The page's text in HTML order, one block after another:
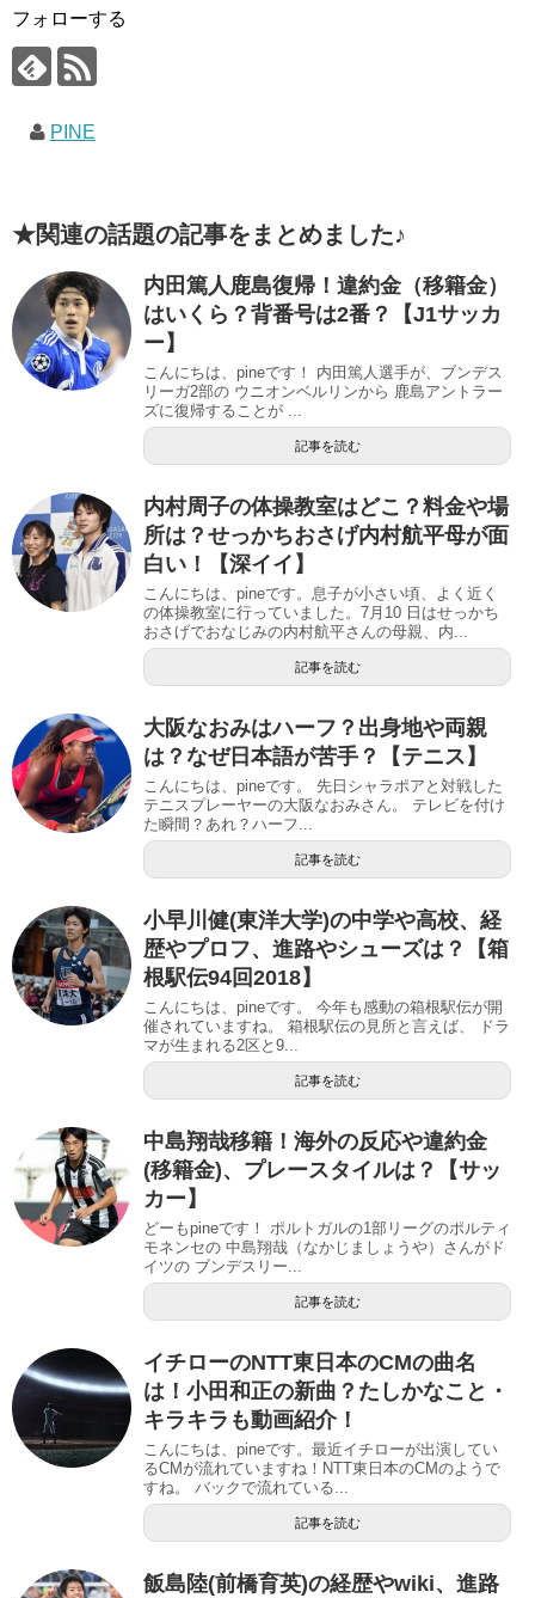
フォローする
PINE
★関連の話題の記事をまとめました♪
内田篤人鹿島復帰！違約金（移籍金）
はいくら？背番号は2番？【J1サッカ
ー】
こんにちは、pineです！ 内田篤人選手が、ブンデス
リーガ2部の ウニオンベルリンから 鹿島アントラー
ズに復帰することが ...
記事を読む
内村周子の体操教室はどこ？料金や場
所は？せっかちおさげ内村航平母が面
白い！【深イイ】
こんにちは、pineです。息子が小さい頃、よく近く
の体操教室に行っていました。7月10 日はせっかち
おさげでおなじみの内村航平さんの母親、内...
記事を読む
大阪なおみはハーフ？出身地や両親
は？なぜ日本語が苦手？【テニス】
こんにちは、pineです。 先日シャラポアと対戦した
テニスプレーヤーの大阪なおみさん。 テレビを付け
た瞬間？あれ？ハーフ...
記事を読む
小早川健(東洋大学)の中学や高校、経
歴やプロフ、進路やシューズは？【箱
根駅伝94回2018】
こんにちは、pineです。 今年も感動の箱根駅伝が開
催されていますね。 箱根駅伝の見所と言えば、 ドラ
マが生まれる2区と9...
記事を読む
中島翔哉移籍！海外の反応や違約金
(移籍金)、プレースタイルは？【サッ
カー】
どーもpineです！ ポルトガルの1部リーグのポルティ
モネンセの 中島翔哉（なかじましょうや）さんがド
イツの ブンデスリー...
記事を読む
イチローのNTT東日本のCMの曲名
は！小田和正の新曲？たしかなこと・
キラキラも動画紹介！
こんにちは、pineです。最近イチローが出演してい
るCMが流れていますね！NTT東日本のCMのようで
すね。 バックで流れている...
記事を読む
飯島陸(前橋育英)の経歴やwiki、進路